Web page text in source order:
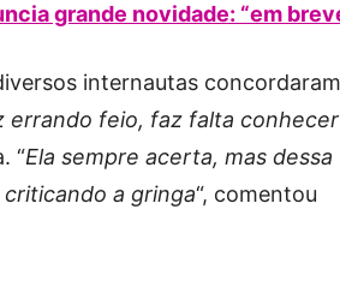
grande novidade: “em
internautas concordaram
errando feio, faz falta
“Ela sempre acerta, mas dessa
a gringa“, comentou